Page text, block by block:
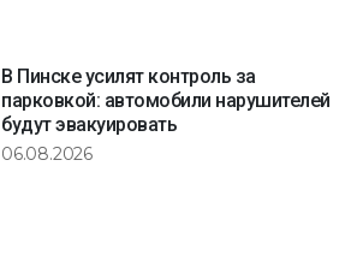
В Пинске усилят контроль за
парковкой: автомобили нарушителей
будут эвакуировать
06.08.2026